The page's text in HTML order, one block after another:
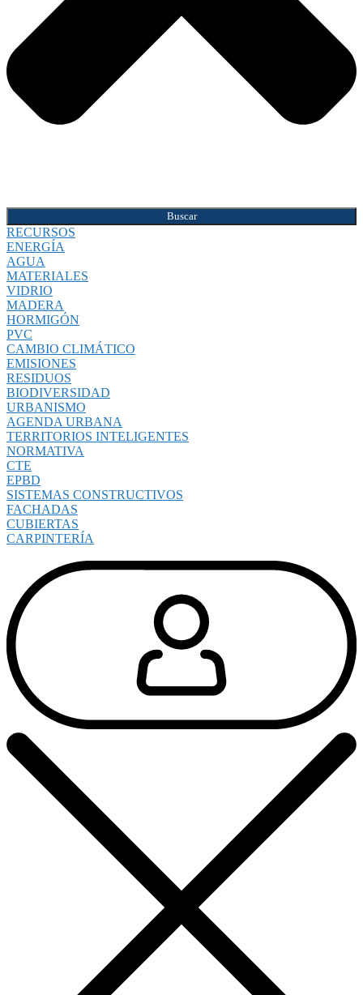
Buscar
RECURSOS
ENERGÍA
AGUA
MATERIALES
VIDRIO
MADERA
HORMIGÓN
PVC
CAMBIO CLIMÁTICO
EMISIONES
RESIDUOS
BIODIVERSIDAD
URBANISMO
AGENDA URBANA
TERRITORIOS INTELIGENTES
NORMATIVA
CTE
EPBD
SISTEMAS CONSTRUCTIVOS
FACHADAS
CUBIERTAS
CARPINTERÍA